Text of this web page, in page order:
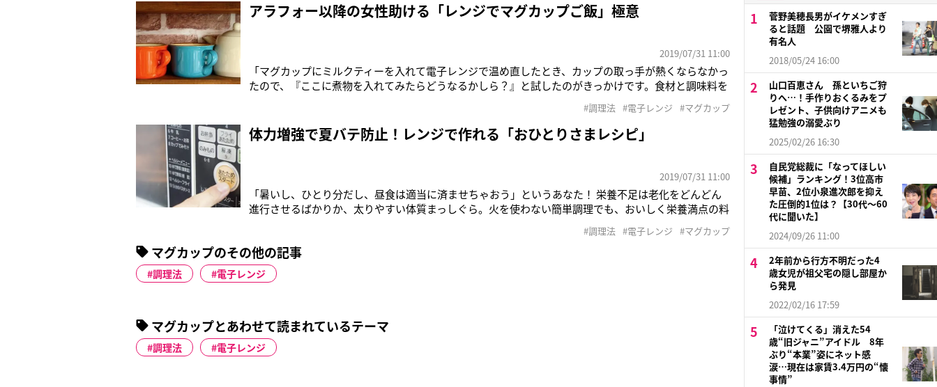
アラフォー以降の女性助ける「レンジでマグカップご飯」極意
2019/07/31 11:00
「マグカップにミルクティーを入れて電子レンジで温め直したとき、カップの取っ手が熱くならなかっ
たので、『ここに煮物を入れてみたらどうなるかしら？』と試したのがきっかけです。食材と調味料を
た」そう語るのは、料理研究家で電子レンジ調理の第一人者でもある村上祥子さん。子育てが一段落
した世代は特に、ひとり分の食事をつ
#調理法 #電子レンジ #マグカップ
体力増強で夏バテ防止！レンジで作れる「おひとりさまレシピ」
2019/07/31 11:00
「暑いし、ひとり分だし、昼食は適当に済ませちゃおう」というあなた！ 栄養不足は老化をどんどん
進行させるばかりか、太りやすい体質まっしぐら。火を使わない簡単調理でも、おいしく栄養満点の料
ップの取っ手が熱くならなかったので、『ここに煮物を入れてみたらどうなるかしら？』と試したのが
きっかけです。食材と調味料を入れ
#調理法 #電子レンジ #マグカップ
マグカップのその他の記事
調理法 電子レンジ
マグカップとあわせて読まれているテーマ
調理法 電子レンジ
菅野美穂長男がイケメンすぎ
ると話題 公園で堺雅人より
有名人
2018/05/24 16:00
山口百恵さん 孫といちご狩
りへ…！手作りおくるみをプ
レゼント、子供向けアニメも
猛勉強の溺愛ぶり
2025/02/26 16:30
自民党総裁に「なってほしい
候補」ランキング！3位高市
早苗、2位小泉進次郎を抑え
た圧倒的1位は？【30代〜60
代に聞いた】
2024/09/26 11:00
2年前から行方不明だった4
歳女児が祖父宅の隠し部屋か
ら発見
2022/02/16 17:59
「泣けてくる」消えた54
歳“旧ジャニ”アイドル 8年
ぶり“本業”姿にネット感
涙…現在は家賃3.4万円の“懐
事情”